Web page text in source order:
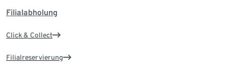
Filialabholung
Click & Collect
Filialreservierung